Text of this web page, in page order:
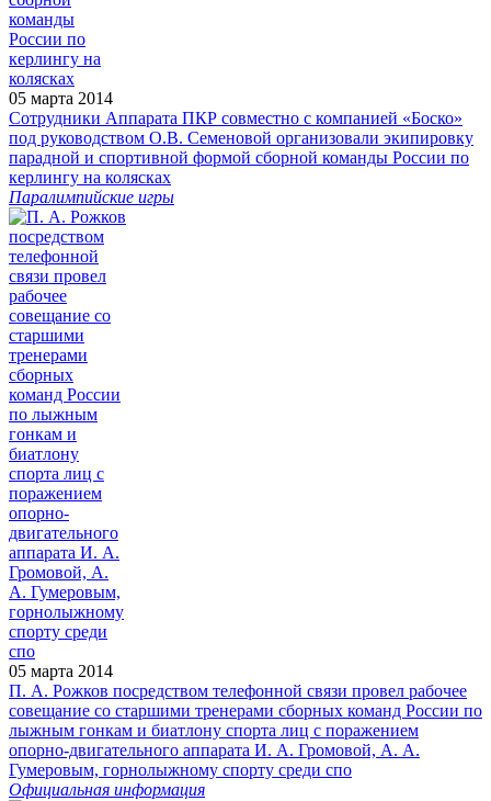
05 марта 2014
Сотрудники Аппарата ПКР совместно с компанией «Боско»
под руководством О.В. Семеновой организовали экипировку
парадной и спортивной формой сборной команды России по
керлингу на колясках
Паралимпийские игры
05 марта 2014
П. А. Рожков посредством телефонной связи провел рабочее
совещание со старшими тренерами сборных команд России по
лыжным гонкам и биатлону спорта лиц с поражением
опорно-двигательного аппарата И. А. Громовой, А. А.
Гумеровым, горнолыжному спорту среди спо
Официальная информация